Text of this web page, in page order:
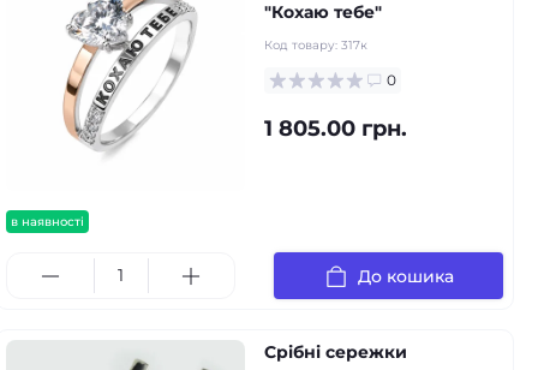
в наявності
"Кохаю тебе"
Код товару: 317к
0
1 805.00 грн.
До кошика
Срібні сережки